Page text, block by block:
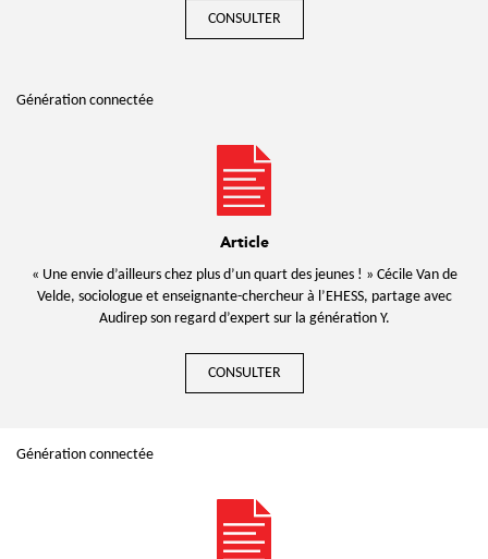
CONSULTER
Génération connectée
Article
« Une envie d’ailleurs chez plus d’un quart des jeunes ! » Cécile Van de
Velde, sociologue et enseignante-chercheur à l’EHESS, partage avec
Audirep son regard d’expert sur la génération Y.
CONSULTER
Génération connectée